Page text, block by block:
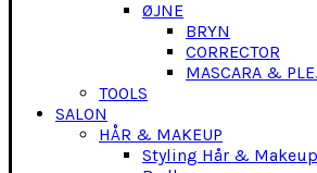
ØJNE
BRYN
CORRECTOR
MASCARA &
TOOLS
SALON
HÅR & MAKEUP
Styling Hår & Makeup